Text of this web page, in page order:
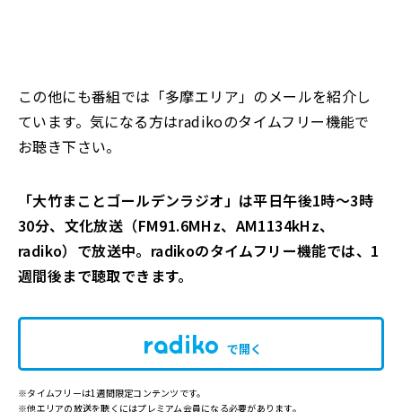
この他にも番組では「多摩エリア」のメールを紹介し
ています。気になる方はradikoのタイムフリー機能で
お聴き下さい。
「大竹まことゴールデンラジオ」は平日午後1時～3時
30分、文化放送（FM91.6MHz、AM1134kHz、
radiko）で放送中。radikoのタイムフリー機能では、1
週間後まで聴取できます。
で開く
※タイムフリーは1週間限定コンテンツです。
※他エリアの放送を聴くにはプレミアム会員になる必要があります。